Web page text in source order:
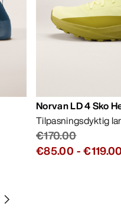
Norvan LD 4 Sko
Tilpasningsdyktig
€170.00
€85.00 -